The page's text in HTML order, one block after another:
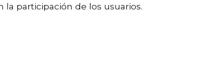
participación de los usuarios.